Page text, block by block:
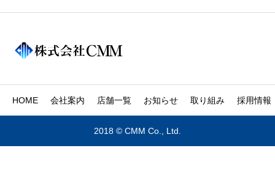
HOME 会社案内 店舗一覧 お知らせ 取り組み 採用情報
2018 © CMM Co., Ltd.